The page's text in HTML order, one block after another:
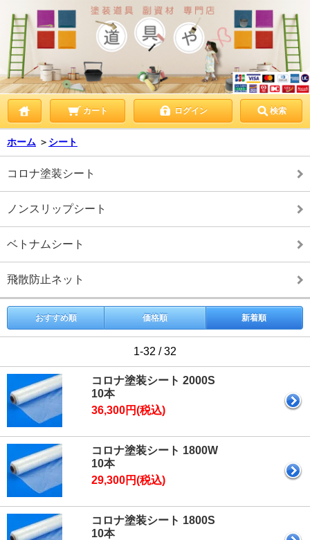
カート ログイン 検索
ホーム ＞ シート
コロナ塗装シート
ノンスリップシート
ベトナムシート
飛散防止ネット
おすすめ順 価格順 新着順
1-32 / 32
コロナ塗装シート 2000S
10本
36,300円(税込)
コロナ塗装シート 1800W
10本
29,300円(税込)
コロナ塗装シート 1800S
10本